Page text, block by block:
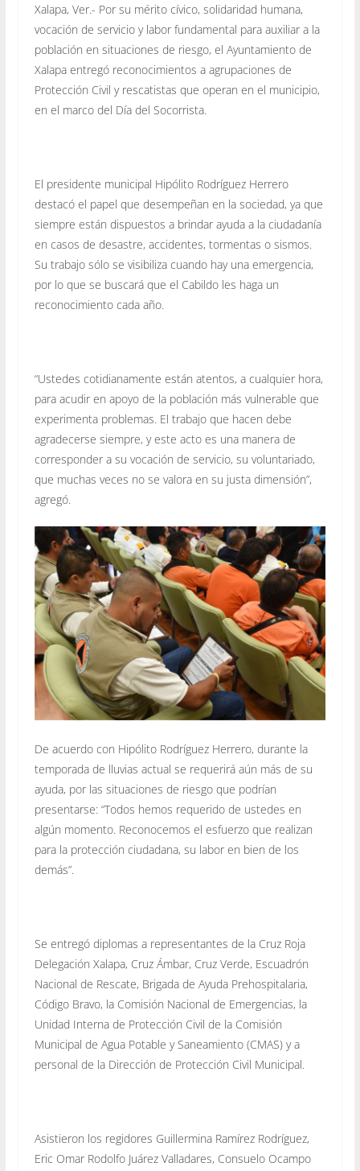
Xalapa, Ver.- Por su mérito cívico, solidaridad humana,
vocación de servicio y labor fundamental para auxiliar a la
población en situaciones de riesgo, el Ayuntamiento de
Xalapa entregó reconocimientos a agrupaciones de
Protección Civil y rescatistas que operan en el municipio,
en el marco del Día del Socorrista.
El presidente municipal Hipólito Rodríguez Herrero
destacó el papel que desempeñan en la sociedad, ya que
siempre están dispuestos a brindar ayuda a la ciudadanía
en casos de desastre, accidentes, tormentas o sismos.
Su trabajo sólo se visibiliza cuando hay una emergencia,
por lo que se buscará que el Cabildo les haga un
reconocimiento cada año.
“Ustedes cotidianamente están atentos, a cualquier hora,
para acudir en apoyo de la población más vulnerable que
experimenta problemas. El trabajo que hacen debe
agradecerse siempre, y este acto es una manera de
corresponder a su vocación de servicio, su voluntariado,
que muchas veces no se valora en su justa dimensión”,
agregó.
De acuerdo con Hipólito Rodríguez Herrero, durante la
temporada de lluvias actual se requerirá aún más de su
ayuda, por las situaciones de riesgo que podrían
presentarse: “Todos hemos requerido de ustedes en
algún momento. Reconocemos el esfuerzo que realizan
para la protección ciudadana, su labor en bien de los
demás”.
Se entregó diplomas a representantes de la Cruz Roja
Delegación Xalapa, Cruz Ámbar, Cruz Verde, Escuadrón
Nacional de Rescate, Brigada de Ayuda Prehospitalaria,
Código Bravo, la Comisión Nacional de Emergencias, la
Unidad Interna de Protección Civil de la Comisión
Municipal de Agua Potable y Saneamiento (CMAS) y a
personal de la Dirección de Protección Civil Municipal.
Asistieron los regidores Guillermina Ramírez Rodríguez,
Eric Omar Rodolfo Juárez Valladares, Consuelo Ocampo